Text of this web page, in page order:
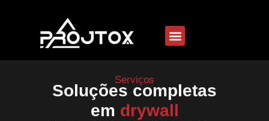
Serviços
Soluções completas
em drywall